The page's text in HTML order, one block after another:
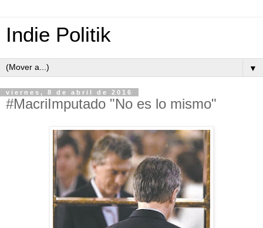
Indie Politik
▼
viernes, 8 de abril de 2016
#MacriImputado "No es lo mismo"